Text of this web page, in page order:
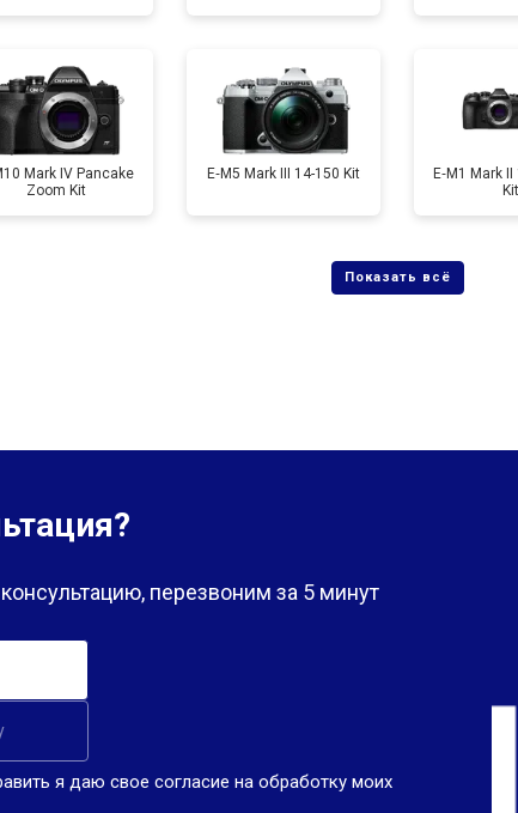
от
Mark IV Pancake
Zoom Kit
E‑M5 Mark III 14-150 Kit
E‑M1 Mark
Kit
перезвоним за 5 минут
я даю свое согласие на обработку моих